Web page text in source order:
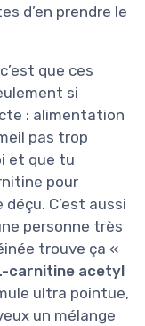
d’en prendre le
que ces
si
: alimentation
pas trop
et que tu
pour
C’est aussi
personne très
trouve ça «
carnitine acetyl
ultra pointue,
un mélange